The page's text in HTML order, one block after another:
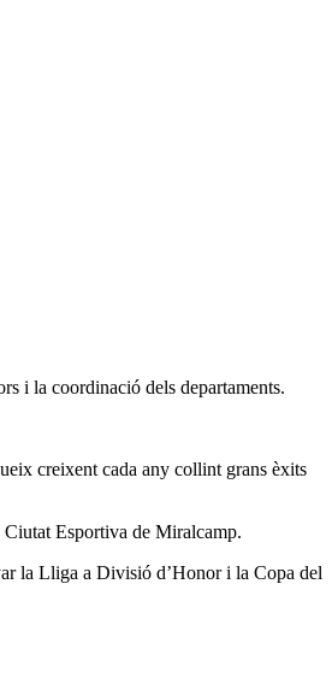
i la coordinació dels departaments.
creixent cada any collint grans èxits
Ciutat Esportiva de Miralcamp.
la Lliga a Divisió d’Honor i la Copa del